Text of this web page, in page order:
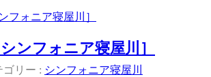
ンフォニア寝屋川］
ゴリー : シンフォニア寝屋川